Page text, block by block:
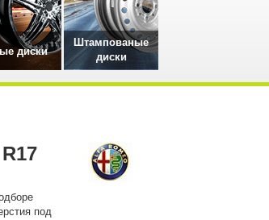
диски
Штампованые
диски
под